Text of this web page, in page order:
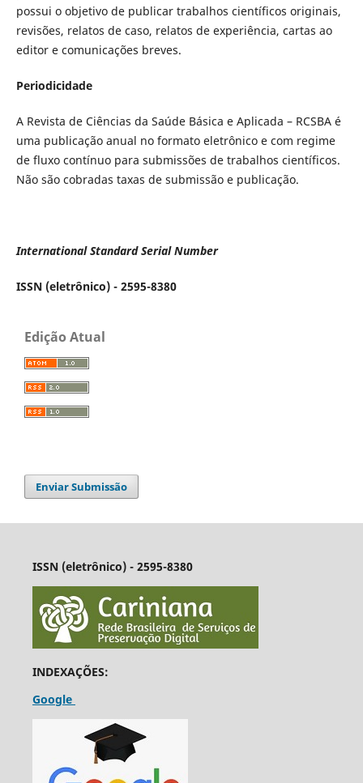
possui o objetivo de publicar trabalhos científicos originais,
revisões, relatos de caso, relatos de experiência, cartas ao
editor e comunicações breves.
Periodicidade
A Revista de Ciências da Saúde Básica e Aplicada – RCSBA é
uma publicação anual no formato eletrônico e com regime
de fluxo contínuo para submissões de trabalhos científicos.
Não são cobradas taxas de submissão e publicação.
International Standard Serial Number
ISSN (eletrônico) - 2595-8380
Edição Atual
Enviar Submissão
ISSN (eletrônico) - 2595-8380
INDEXAÇÕES:
Google